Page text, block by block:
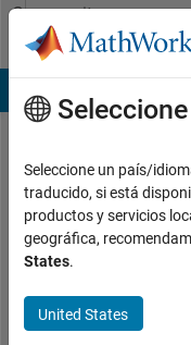
Saltar al contenido
Community
Profile
Mathieu
Boutin
INRS-
EMT
Last
Seleccione un país/
traducido, si está
productos y servicios
geográfica,
States.
United States